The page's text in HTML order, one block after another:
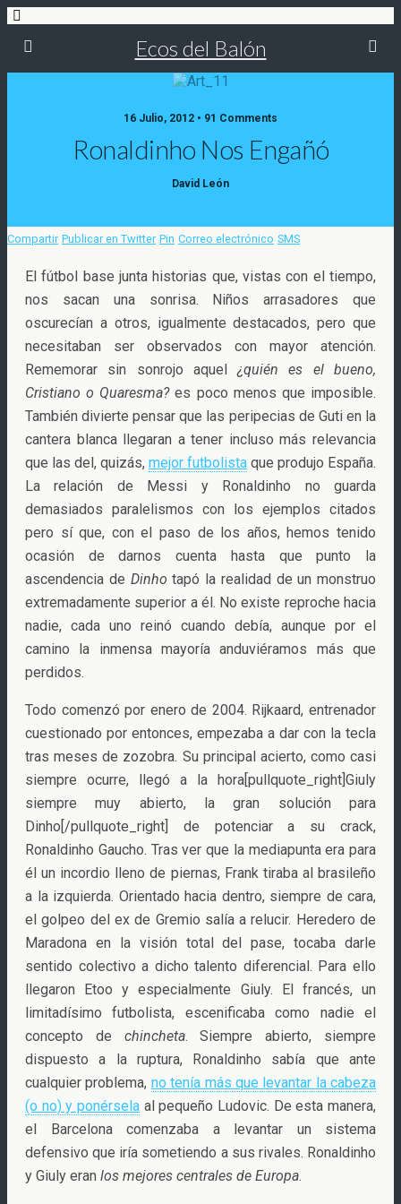
Ecos del Balón
16 Julio, 2012 • 91 Comments
Ronaldinho Nos Engañó
David León
Compartir Publicar en Twitter Pin Correo electrónico SMS
El fútbol base junta historias que, vistas con el tiempo,
nos sacan una sonrisa. Niños arrasadores que
oscurecían a otros, igualmente destacados, pero que
necesitaban ser observados con mayor atención.
Rememorar sin sonrojo aquel¿quién es el bueno,
Cristiano o Quaresma?es poco menos que imposible.
También divierte pensar que las peripecias de Guti en la
cantera blanca llegaran a tener incluso más relevancia
que las del, quizás, mejor futbolista que produjo España.
La relación de Messi y Ronaldinho no guarda
demasiados paralelismos con los ejemplos citados
pero sí que, con el paso de los años, hemos tenido
ocasión de darnos cuenta hasta que punto la
ascendencia de Dinho tapó la realidad de un monstruo
extremadamente superior a él. No existe reproche hacia
nadie, cada uno reinó cuando debía, aunque por el
camino la inmensa mayoría anduviéramos más que
perdidos.
Todo comenzó por enero de 2004. Rijkaard, entrenador
cuestionado por entonces, empezaba a dar con la tecla
tras meses de zozobra. Su principal acierto, como casi
siempre ocurre, llegó a la hora[pullquote_right]Giuly
siempre muy abierto, la gran solución para
Dinho[/pullquote_right] de potenciar a su crack,
Ronaldinho Gaucho. Tras ver que la mediapunta era para
él un incordio lleno de piernas, Frank tiraba al brasileño
a la izquierda. Orientado hacia dentro, siempre de cara,
el golpeo del ex de Gremio salía a relucir. Heredero de
Maradona en la visión total del pase, tocaba darle
sentido colectivo a dicho talento diferencial. Para ello
llegaron Etoo y especialmente Giuly. El francés, un
limitadísimo futbolista, escenificaba como nadie el
concepto de chincheta. Siempre abierto, siempre
dispuesto a la ruptura, Ronaldinho sabía que ante
cualquier problema, no tenía más que levantar la cabeza
(o no) y ponérsela al pequeño Ludovic. De esta manera,
el Barcelona comenzaba a levantar un sistema
defensivo que iría sometiendo a sus rivales. Ronaldinho
y Giuly eran los mejores centrales de Europa.